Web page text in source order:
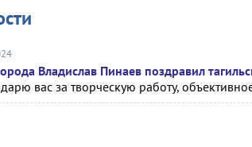
Владислав Пинаев поздравил
вас за творческую работу,